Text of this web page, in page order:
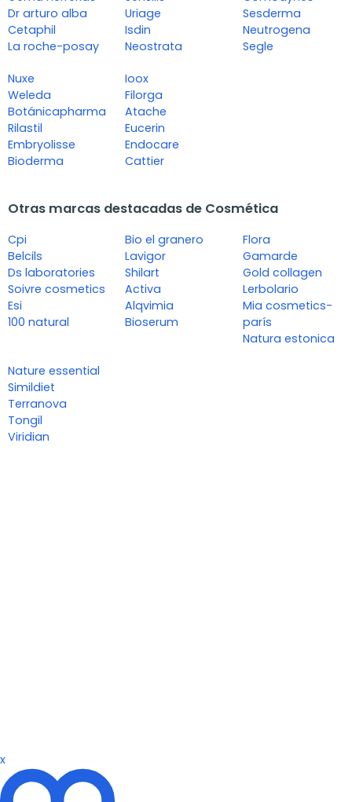
Dr arturo alba
Cetaphil
La roche-posay
Uriage
Isdin
Neostrata
Sesderma
Neutrogena
Segle
Nuxe
Weleda
Botánicapharma
Rilastil
Embryolisse
Bioderma
Ioox
Filorga
Atache
Eucerin
Endocare
Cattier
Otras marcas destacadas de Cosmética
Cpi
Belcils
Ds laboratories
Soivre cosmetics
Esi
100 natural
Bio el granero
Lavigor
Shilart
Activa
Alqvimia
Bioserum
Flora
Gamarde
Gold collagen
Lerbolario
Mia cosmetics-
parís
Natura estonica
Nature essential
Simildiet
Terranova
Tongil
Viridian
x